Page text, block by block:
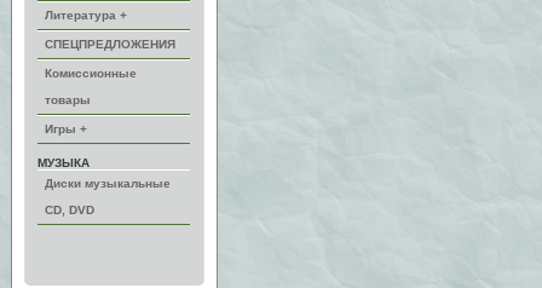
Литература +
СПЕЦПРЕДЛОЖЕНИЯ
Комиссионные
товары
Игры +
МУЗЫКА
Диски музыкальные
CD, DVD